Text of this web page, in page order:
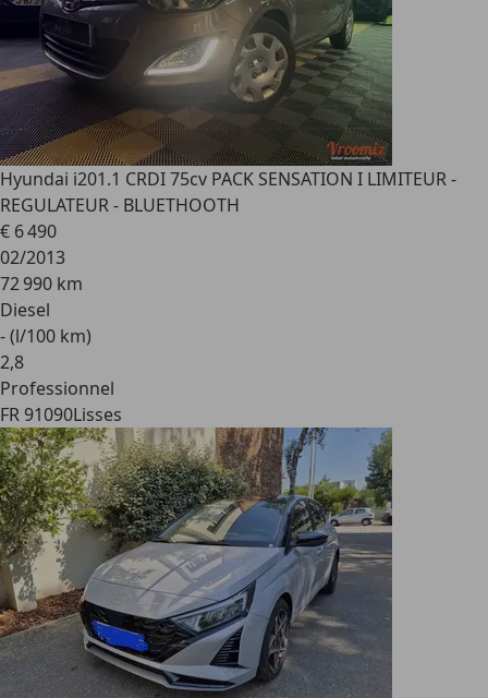
Hyundai i201.1 CRDI 75cv PACK SENSATION I LIMITEUR -
REGULATEUR - BLUETHOOTH
€ 6 490
02/2013
72 990 km
Diesel
- (l/100 km)
2,8
Professionnel
FR 91090Lisses